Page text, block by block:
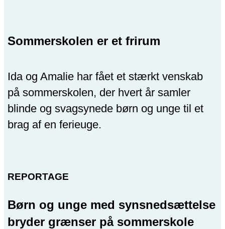
Sommerskolen er et frirum
Ida og Amalie har fået et stærkt venskab
på sommerskolen, der hvert år samler
blinde og svagsynede børn og unge til et
brag af en ferieuge.
REPORTAGE
Børn og unge med synsnedsættelse
bryder grænser på sommerskole